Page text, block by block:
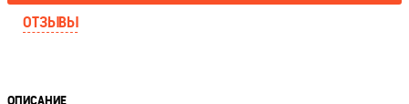
ОТЗЫВЫ
ОПИСАНИЕ